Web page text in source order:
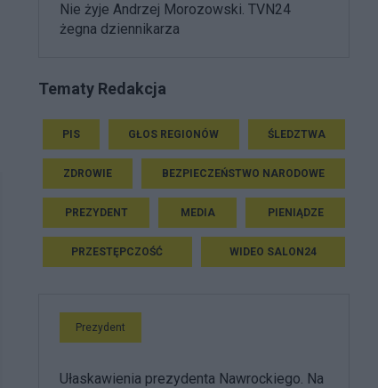
Nie żyje Andrzej Morozowski. TVN24
żegna dziennikarza
Tematy Redakcja
PIS GŁOS REGIONÓW ŚLEDZTWA
ZDROWIE BEZPIECZEŃSTWO NARODOWE
PREZYDENT MEDIA PIENIĄDZE
PRZESTĘPCZOŚĆ WIDEO SALON24
Prezydent
Ułaskawienia prezydenta Nawrockiego. Na